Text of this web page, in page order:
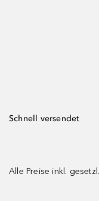
Schnell versendet
Alle Preise inkl.